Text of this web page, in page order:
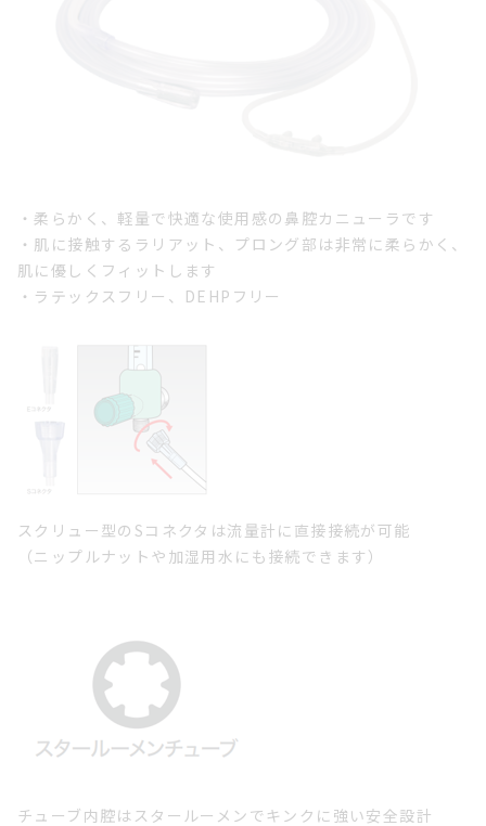
・柔らかく、軽量で快適な使用感の鼻腔カニューラです
・肌に接触するラリアット、プロング部は非常に柔らかく、
肌に優しくフィットします
・ラテックスフリー、DEHPフリー
スクリュー型のSコネクタは流量計に直接接続が可能
（ニップルナットや加湿用水にも接続できます）
チューブ内腔はスタールーメンでキンクに強い安全設計